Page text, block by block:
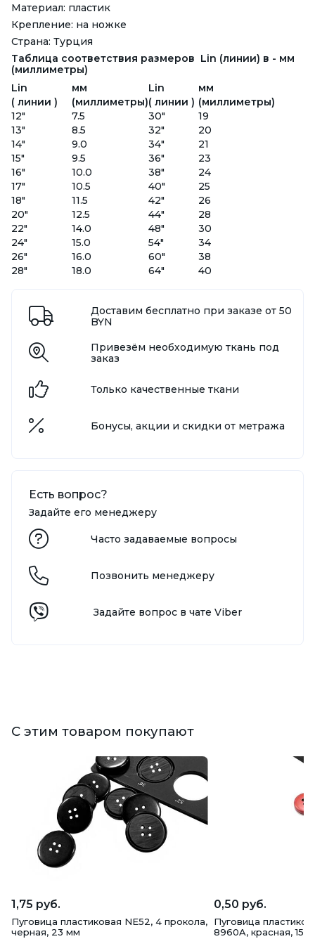
Материал: пластик
Крепление: на ножке
Страна: Турция
Таблица соответствия размеров Lin (линии) в - мм
(миллиметры)
Lin
мм Lin
мм
( линии )
(миллиметры)( линии ) (миллиметры)
12"
7.5 30"
19
13"
8.5 32"
20
14"
9.0 34"
21
15"
9.5 36"
23
16"
10.0 38"
24
17"
10.5 40"
25
18"
11.5 42"
26
20"
12.5 44"
28
22"
14.0 48"
30
24"
15.0 54"
34
26"
16.0 60"
38
28"
18.0 64" 40
Доставим бесплатно при заказе от 50
BYN
Привезём необходимую ткань под
заказ
Только качественные ткани
Бонусы, акции и скидки от метража
Есть вопрос?
Задайте его менеджеру
Часто задаваемые вопросы
Позвонить менеджеру
Задайте вопрос в чате Viber
С этим товаром покупают
1,75 руб.
Пуговица пластиковая NE52, 4 прокола,
черная, 23 мм
0,50 руб.
Пуговица
8960A, красная, 15